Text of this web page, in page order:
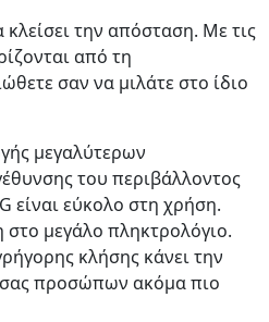
την απόσταση. Με τις
από τη
σαν να μιλάτε στο ίδιο
μεγαλύτερων
του περιβάλλοντος
είναι εύκολο στη χρήση.
στο μεγάλο πληκτρολόγιο.
κλήσης κάνει την
προσώπων ακόμα πιο